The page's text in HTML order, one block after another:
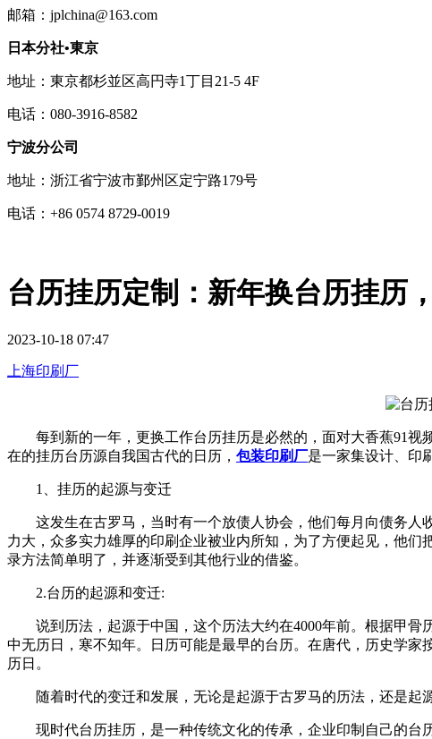
邮箱：jplchina@163.com
日本分社•東京
地址：東京都杉並区高円寺1丁目21-5 4F
电话：080-3916-8582
宁波分公司
地址：浙江省宁波市鄞州区定宁路179号
电话：+86 0574 8729-0019
台历挂历定制：新年换台历挂历
2023-10-18 07:47
上海印刷厂
每到新的一年，更换工作台历挂历是必然的，面对大香蕉91视
在的挂历台历源自我国古代的日历， 包装印刷厂是一家集设计、印
1、挂历的起源与变迁
这发生在古罗马，当时有一个放债人协会，他们每月向债务人收
力大，众多实力雄厚的印刷企业被业内所知，为了方便起见
录方法简单明了，并逐渐受到其他行业的借鉴。
2.台历的起源和变迁:
说到历法，起源于中国，这个历法大约在4000年前。根据甲
中无历日，寒不知年。日历可能是最早的台历。在唐代，历
历日。
随着时代的变迁和发展，无论是起源于古罗马的历法，还是起
现时代台历挂历，是一种传统文化的传承，企业印制自己的台历